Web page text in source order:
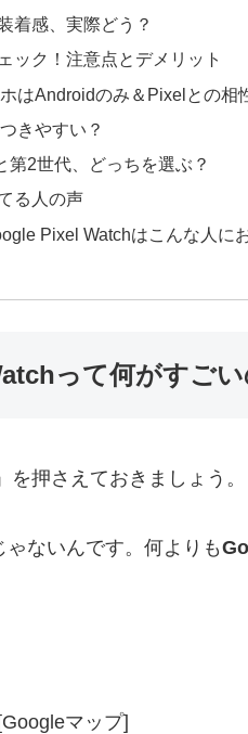
着感、実際どう？
ック！注意点とデメリット
はAndroidのみ＆Pixelとの
きやすい？
第2世代、どっちを選ぶ？
る人の声
Pixel Watchはこんな人に
って何がすごい
押さえておきましょう。
ないんです。何よりも
マップ]